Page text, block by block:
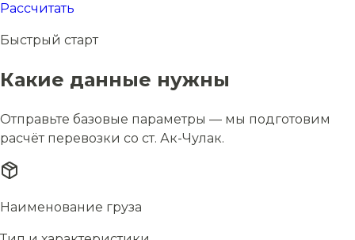
Рассчитать
Быстрый старт
Какие данные нужны
Отправьте базовые параметры — мы подготовим
расчёт перевозки со ст. Ак-Чулак.
Наименование груза